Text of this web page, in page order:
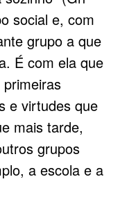
social e, com
grupo a que
É com ela que
e virtudes que
mais tarde,
grupos
a escola e a